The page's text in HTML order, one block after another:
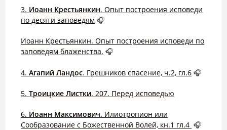
3. Иоанн Крестьянкин. Опыт построения исповеди
по десяти заповедям 🎧
Иоанн Крестьянкин. Опыт построения исповеди по
заповедям блаженства. 🎧
4.Агапий Ландос. Грешников спасение, ч.2, гл.6 🎧
5.Троицкие Листки. 207. Перед исповедью
6. Иоанн Максимович. Илиотропион или
Сообразование с Божественной Волей, кн.1 гл.4 🎧